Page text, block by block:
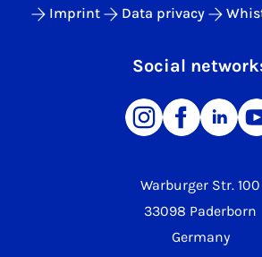
Warburger Str. 100
33098 Paderborn
Germany
Imprint Data privacy
Social